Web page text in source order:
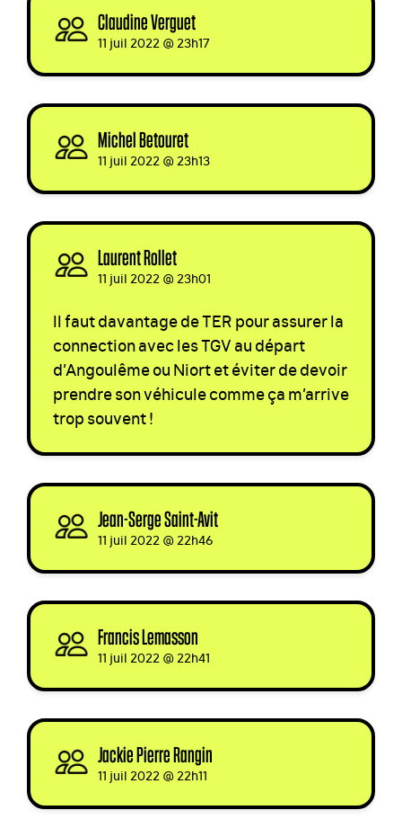
Claudine Verguet
11 juil 2022 @ 23h17
Michel Betouret
11 juil 2022 @ 23h13
Laurent Rollet
11 juil 2022 @ 23h01
Il faut davantage deTERpour assurer la
connection avec lesTGVau départ
d’Angoulême ou Niort et éviter de devoir
prendre son véhicule comme ça m’arrive
trop souvent !
Jean-Serge Saint-Avit
11 juil 2022 @ 22h46
Francis Lemasson
11 juil 2022 @ 22h41
Jackie Pierre Rangin
11 juil 2022 @ 22h11